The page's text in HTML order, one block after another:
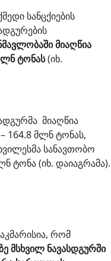
სანცქიების
მიაღწია
ტონას(იხ.
მიაღწია
164.8 მლნ ტონას,
სანავთობო
ტონა (იხ. დაიაგრამა).
რომ
მსხვილ ნავასდგურში